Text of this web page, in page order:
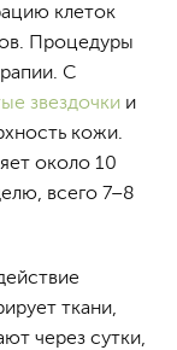
клеток
Процедуры
С
звездочки и
кожи.
около 10
всего 7–8
ткани,
через сутки,